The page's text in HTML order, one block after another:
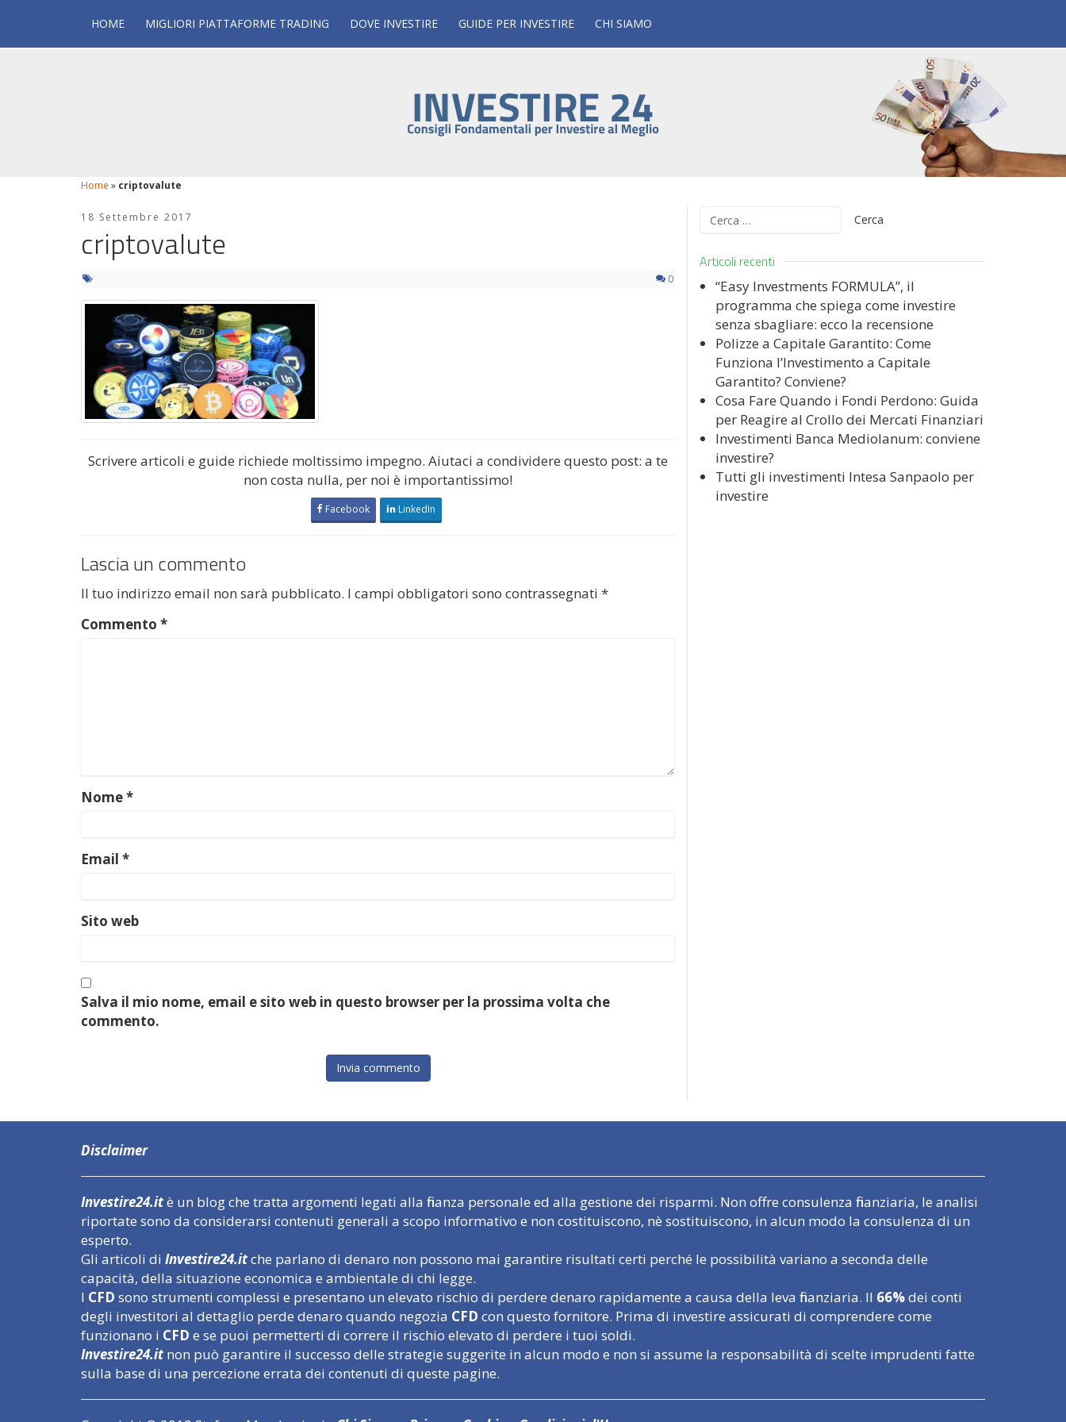
HOME MIGLIORI PIATTAFORME TRADING DOVE INVESTIRE GUIDE PER INVESTIRE CHI SIAMO
Home » criptovalute
18 Settembre 2017
criptovalute
0
Scrivere articoli e guide richiede moltissimo impegno. Aiutaci a condividere questo post: a te
non costa nulla, per noi è importantissimo!
Facebook LinkedIn
Lascia un commento
Il tuo indirizzo email non sarà pubblicato. I campi obbligatori sono contrassegnati *
Commento *
Nome*
Email *
Sito web
Salva il mio nome, email e sito web in questo browser per la prossima volta che
commento.
Ricerca
Articoli recenti
“Easy Investments FORMULA”, il
programma che spiega come investire
senza sbagliare: ecco la recensione
Polizze a Capitale Garantito: Come
Funziona l’Investimento a Capitale
Garantito? Conviene?
Cosa Fare Quando i Fondi Perdono: Guida
per Reagire al Crollo dei Mercati Finanziari
Investimenti Banca Mediolanum: conviene
investire?
Tutti gli investimenti Intesa Sanpaolo per
investire
Disclaimer
Investire24.itè un blog che tratta argomenti legati alla finanza personale ed alla gestione dei risparmi. Non offre consulenza finanziaria, le analisi
riportate sono da considerarsi contenuti generali a scopo informativo e non costituiscono, nè sostituiscono, in alcun modo la consulenza di un
esperto.
Gli articoli di Investire24.itche parlano di denaro non possono mai garantire risultati certi perché le possibilità variano a seconda delle
capacità, della situazione economica e ambientale di chi legge.
I CFD sono strumenti complessi e presentano un elevato rischio di perdere denaro rapidamente a causa della leva finanziaria. Il 66%dei conti
degli investitori al dettaglio perde denaro quando negozia CFD con questo fornitore. Prima di investire assicurati di comprendere come
funzionano i CFD e se puoi permetterti di correre il rischio elevato di perdere i tuoi soldi.
Investire24.itnon può garantire il successo delle strategie suggerite in alcun modo e non si assume la responsabilità di scelte imprudenti fatte
sulla base di una percezione errata dei contenuti di queste pagine.